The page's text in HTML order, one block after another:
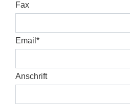
Fax
Email *
Anschrift